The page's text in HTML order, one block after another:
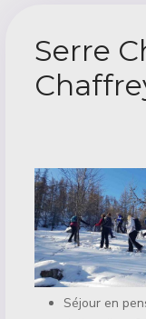
Serre
Séjour en